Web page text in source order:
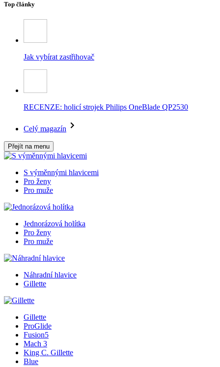
Top články
Jak vybírat zastřihovač
RECENZE: holicí strojek Philips OneBlade QP2530
Celý magazín
Přejít na menu
S výměnnými hlavicemi
Pro ženy
Pro muže
Jednorázová holítka
Pro ženy
Pro muže
Náhradní hlavice
Gillette
Gillette
ProGlide
Fusion5
Mach 3
King C. Gillette
Blue